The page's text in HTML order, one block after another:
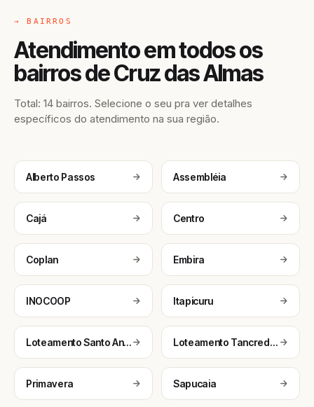
→ BAIRROS
Atendimento em todos os
bairros de Cruz das Almas
Total: 14 bairros. Selecione o seu pra ver detalhes
específicos do atendimento na sua região.
Alberto Passos Assembléia
Cajá Centro
Coplan Embira
INOCOOP Itapicuru
Loteamento Santo Antônio Loteamento Tancredo Neves
Primavera Sapucaia